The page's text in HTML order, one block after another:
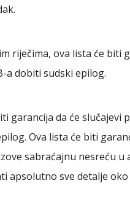
riječima, ova lista će biti
a dobiti sudski epilog.
garancija da će slučajevi
Ova lista će biti
sabraćajnu nesreću
apsolutno sve detalje